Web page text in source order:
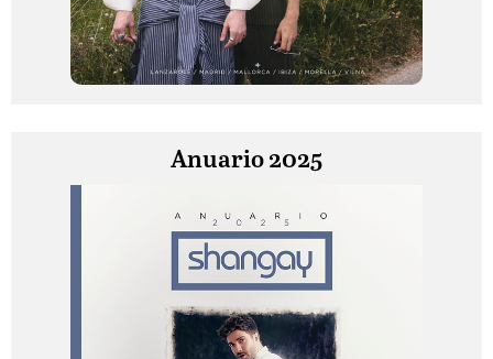
Anuario 2025